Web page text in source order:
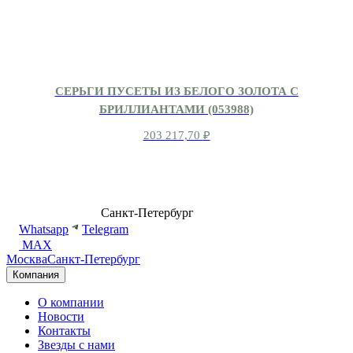
СЕРЬГИ ПУСЕТЫ ИЗ БЕЛОГО ЗОЛОТА С
БРИЛЛИАНТАМИ (053988)
203 217,70 ₽
Санкт-Петербург
Whatsapp
Telegram
MAX
МоскваСанкт-Петербург
Компания
О компании
Новости
Контакты
Звезды с нами